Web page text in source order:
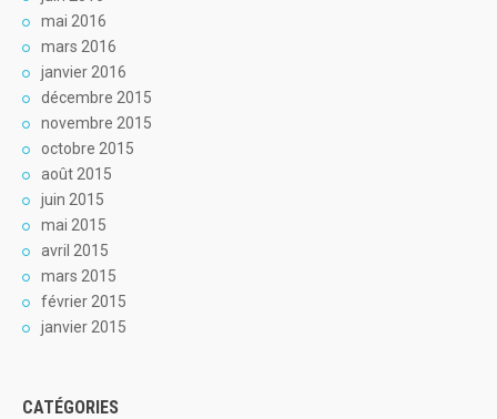
mai 2016
mars 2016
janvier 2016
décembre 2015
novembre 2015
octobre 2015
août 2015
juin 2015
mai 2015
avril 2015
mars 2015
février 2015
janvier 2015
CATÉGORIES